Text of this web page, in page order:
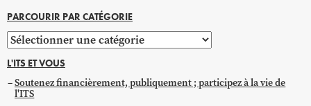
PARCOURIR PAR CATÉGORIE
Parcourir
par
catégorie
L'ITS ET VOUS
Soutenez financièrement, publiquement ; participez à la vie de
l'ITS